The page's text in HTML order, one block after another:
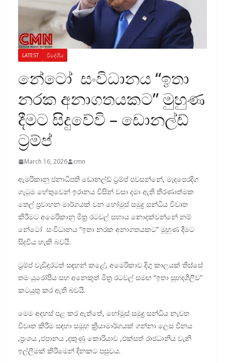
LATEST විදේශීය
නේටෝ සංවිධානය “ඉතා
නරක අනාගතයකට” මුහුණ
දීමට සිදුවේවි – ඩොනල්ඩ්
ට්‍රම්ප්
March 16, 2026 cmn
ඇමරිකානු ජනාධිපති ඩොනල්ඩ් ට්‍රම්ප් පවසන්නේ, මැදපෙරදිග
ගැටුම හේතුවෙන් ඉරානය විසින් වසා දමා ඇති තීරණාත්මක
තෙල් ප්‍රවාහන මාර්ගයක් වන හෝමූස් සමුද්‍ර සන්ධිය විවෘත
කිරීමට අමෙරිකානු මිත්‍ර රටවල් සහාය නොදක්වන්නේ නම්
නේටෝ සංවිධානය “ඉතා නරක අනාගතයකට” මුහුණ දීමට
සිදුවිය හැකි බවයි.
ට්‍රම්ප් වැඩිදුරටත් සඳහන් කළේ, අමෙරිකාව දිගු කාලයක් තිස්සේ
තම යුරෝපීය සහ අනෙකුත් මිත්‍ර රටවල් සමඟ “ඉතා සුහදශීලීව”
කටයුතු කර ඇති බවයි.
මෙම අදහස් පළ කර ඇත්තේ, හෝමූස් සමුද්‍ර සන්ධිය නැවත
විවෘත කිරීම සඳහා සමූහ ක්‍රියාමාර්ගයක් ගන්නා ලෙස චීනය
,ප්‍රංශය ,ජපානය ,දකුණු කොරියාව ,එක්සත් රාජධානිය වැනි
ඉල්ලීමක් කිරීමෙන් දිනකට පසුවය.